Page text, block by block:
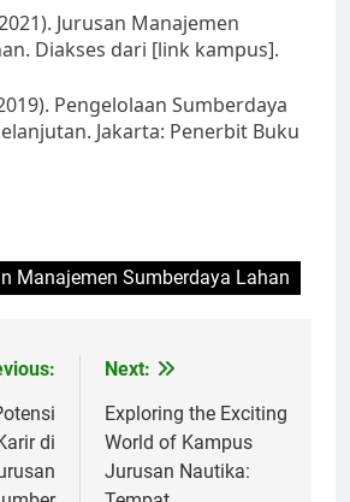
Jurusan Manajemen
Diakses dari [link kampus].
Pengelolaan Sumberdaya
Jakarta: Penerbit Buku
Manajemen Sumberdaya Lahan
di
Next:
Exploring the Exciting
World of Kampus
Jurusan Nautika: